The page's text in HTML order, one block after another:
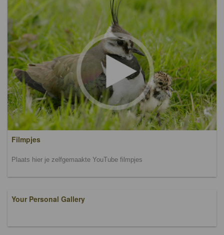
Filmpjes
Plaats hier je zelfgemaakte YouTube filmpjes
Your Personal Gallery